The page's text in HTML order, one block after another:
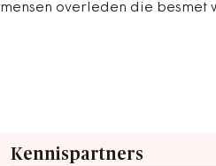
mensen overleden die besmet
Kennispartners